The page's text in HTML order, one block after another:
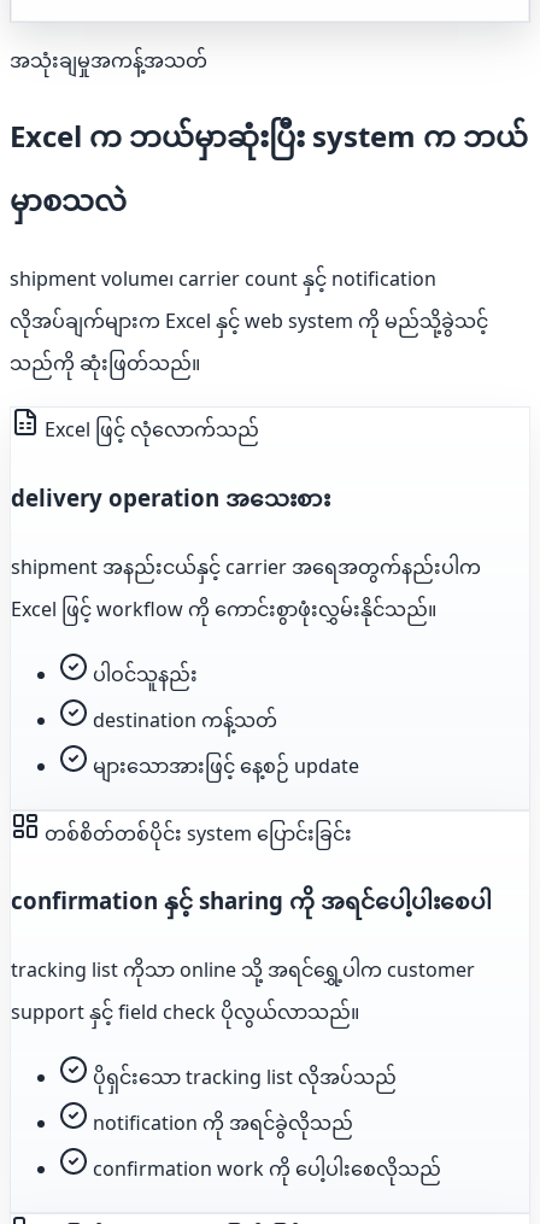
အသုံးချမှုအကန့်အသတ်
Excel က ဘယ်မှာဆုံးပြီး system က ဘယ်
မှာစသလဲ
shipment volume၊ carrier count နှင့် notification
လိုအပ်ချက်များက Excel နှင့် web system ကို မည်သို့ခွဲသင့်
သည်ကို ဆုံးဖြတ်သည်။
Excel ဖြင့် လုံလောက်သည်
delivery operation အသေးစား
shipment အနည်းငယ်နှင့် carrier အရေအတွက်နည်းပါက
Excel ဖြင့် workflow ကို ကောင်းစွာဖုံးလွှမ်းနိုင်သည်။
ပါဝင်သူနည်း
destination ကန့်သတ်
များသောအားဖြင့် နေ့စဉ် update
တစ်စိတ်တစ်ပိုင်း system ပြောင်းခြင်း
confirmation နှင့် sharing ကို အရင်ပေါ့ပါးစေပါ
tracking list ကိုသာ online သို့ အရင်ရွှေ့ပါက customer
support နှင့် field check ပိုလွယ်လာသည်။
ပိုရှင်းသော tracking list လိုအပ်သည်
notification ကို အရင်ခွဲလိုသည်
confirmation work ကို ပေါ့ပါးစေလိုသည်